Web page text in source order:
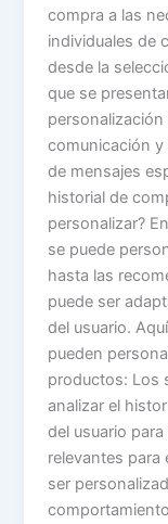
compra a las
individuales de
desde la
que se
comunicación y
de mensajes
historial de
personalizar?
se puede
hasta las
puede ser
del usuario.
pueden
productos: Los
analizar el
del usuario
relevantes para
ser